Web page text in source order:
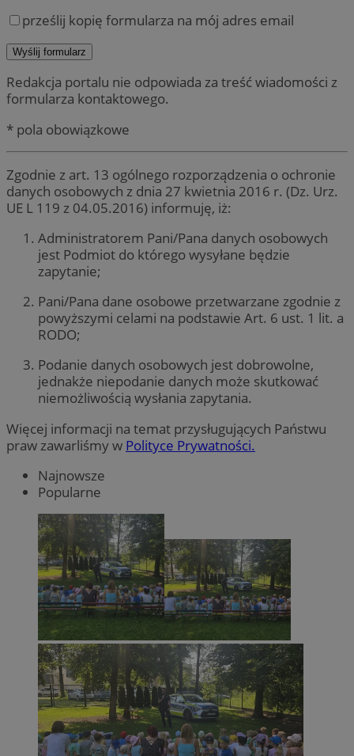
prześlij kopię formularza na mój adres email
Redakcja portalu nie odpowiada za treść wiadomości z
formularza kontaktowego.
* pola obowiązkowe
Zgodnie z art. 13 ogólnego rozporządzenia o ochronie
danych osobowych z dnia 27 kwietnia 2016 r. (Dz. Urz.
UE L 119 z 04.05.2016) informuję, iż:
Administratorem Pani/Pana danych osobowych
jest Podmiot do którego wysyłane będzie
zapytanie;
Pani/Pana dane osobowe przetwarzane zgodnie z
powyższymi celami na podstawie Art. 6 ust. 1 lit. a
RODO;
Podanie danych osobowych jest dobrowolne,
jednakże niepodanie danych może skutkować
niemożliwością wysłania zapytania.
Więcej informacji na temat przysługujących Państwu
praw zawarliśmy w Polityce Prywatności.
Najnowsze
Popularne